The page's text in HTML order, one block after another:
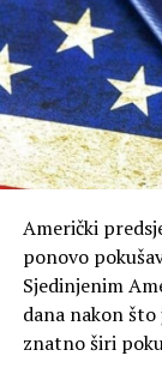
Američki
ponovo
Sjedinjenim
dana nakon
znatno širi